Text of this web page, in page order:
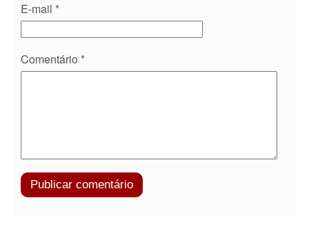
E-mail *
Comentário *